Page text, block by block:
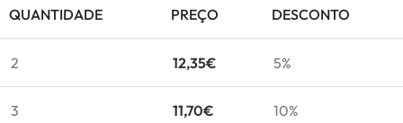
QUANTIDADE PREÇO DESCONTO
2 12,35€ 5%
3 11,70€ 10%